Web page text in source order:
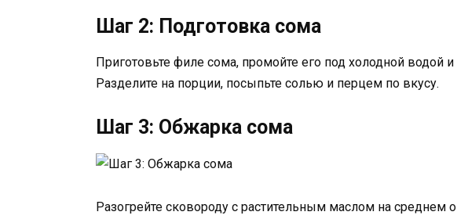
Шаг 2: Подготовка сома
Приготовьте филе сома, промойте его под холодной
Разделите на порции, посыпьте солью и перцем по вкусу.
Шаг 3: Обжарка сома
Разогрейте сковороду с растительным маслом на среднем